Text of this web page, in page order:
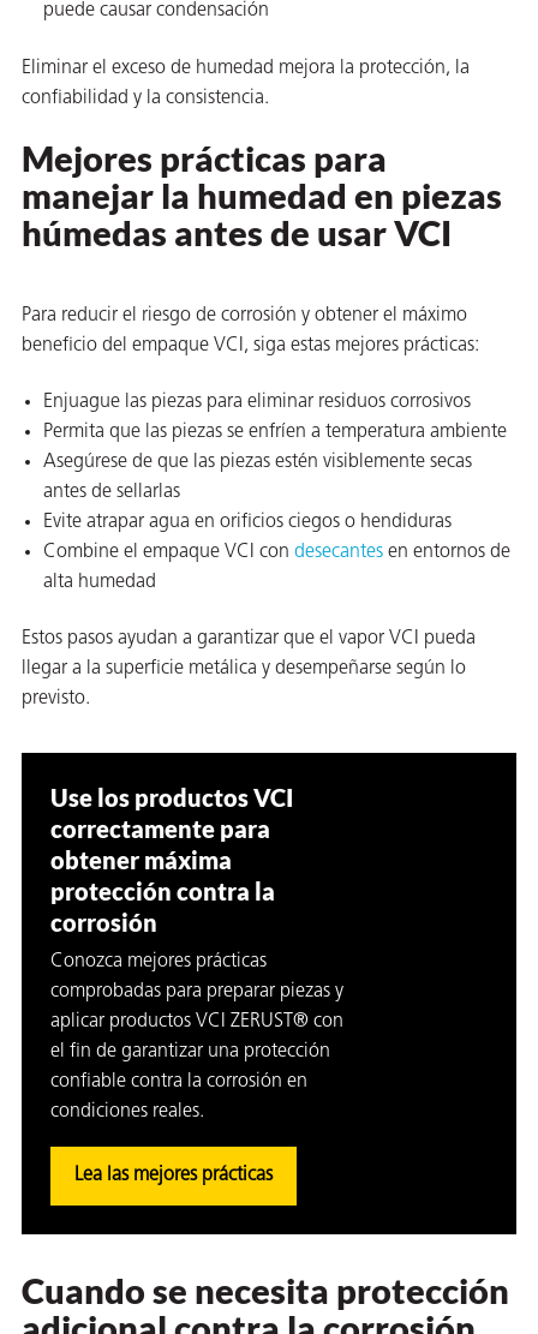
puede causar condensación
Eliminar el exceso de humedad mejora la protección, la
confiabilidad y la consistencia.
Mejores prácticas para
manejar la humedad en piezas
húmedas antes de usar VCI
Para reducir el riesgo de corrosión y obtener el máximo
beneficio del empaque VCI, siga estas mejores prácticas:
Enjuague las piezas para eliminar residuos corrosivos
Permita que las piezas se enfríen a temperatura ambiente
Asegúrese de que las piezas estén visiblemente secas
antes de sellarlas
Evite atrapar agua en orificios ciegos o hendiduras
Combine el empaque VCI con desecantes en entornos de
alta humedad
Estos pasos ayudan a garantizar que el vapor VCI pueda
llegar a la superficie metálica y desempeñarse según lo
previsto.
Use los productos VCI
correctamente para
obtener máxima
protección contra la
corrosión
Conozca mejores prácticas
comprobadas para preparar piezas y
aplicar productos VCI ZERUST® con
el fin de garantizar una protección
confiable contra la corrosión en
condiciones reales.
Lea las mejores prácticas
Cuando se necesita protección